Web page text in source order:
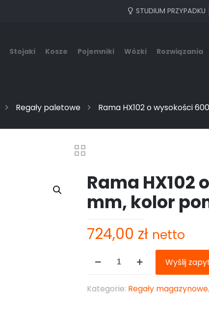
STUDIUM PRZYPADKU
Stojaki Kosze Pojemniki Wózki Rozwiązania
Regały paletowe Rama HX102 o wysokości
Rama HX102
mm, kolor
724,00 zł netto
Wyślij
Kategorie: Regały magazynowe,